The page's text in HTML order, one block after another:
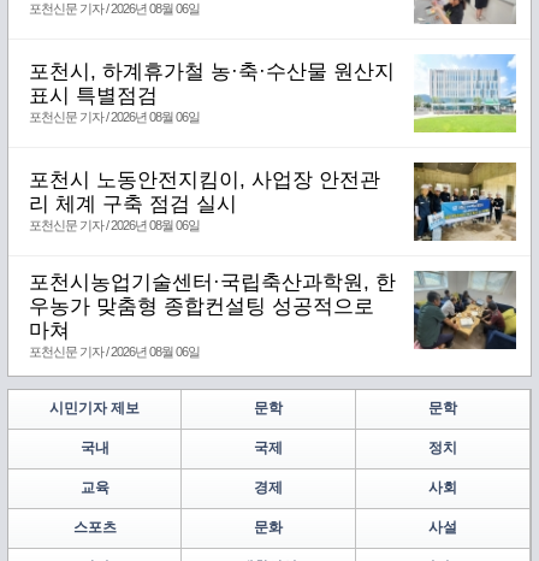
포천신문 기자 / 2026년 08월 06일
포천시, 하계휴가철 농·축·수산물 원산지
표시 특별점검
포천신문 기자 / 2026년 08월 06일
포천시 노동안전지킴이, 사업장 안전관
리 체계 구축 점검 실시
포천신문 기자 / 2026년 08월 06일
포천시농업기술센터·국립축산과학원, 한
우농가 맞춤형 종합컨설팅 성공적으로
마쳐
포천신문 기자 / 2026년 08월 06일
시민기자 제보 문학 문학
국내 국제 정치
교육 경제 사회
스포츠 문화 사설